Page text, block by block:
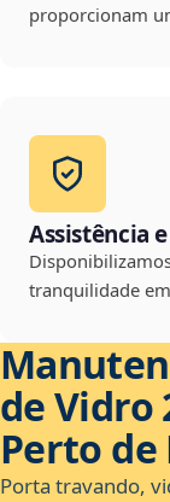
proporcionam
Assistência
tranquilidade
de Vidro
Perto de
Porta travando,